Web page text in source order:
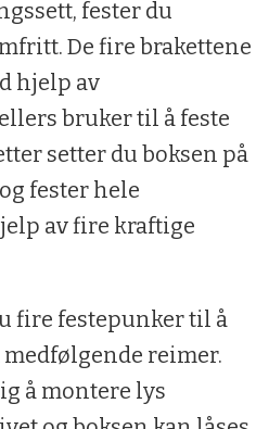
fester du
De fire brakettene
hjelp av
bruker til å feste
setter du boksen på
fester hele
av fire kraftige
fire festepunker til å
reimer.
å montere lys